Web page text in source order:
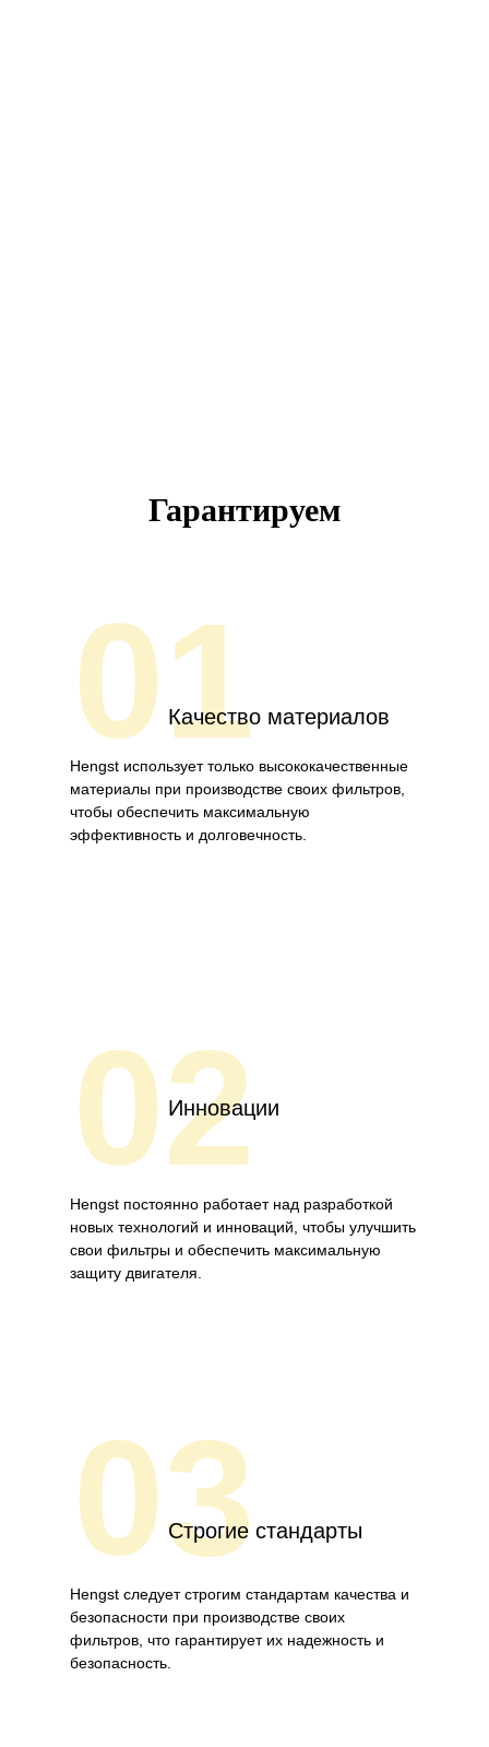
Гарантируем
01Качество материалов
Hengst использует только высококачественные
материалы при производстве своих фильтров,
чтобы обеспечить максимальную
эффективность и долговечность.
02
Инновации
Hengst постоянно работает над разработкой
новых технологий и инноваций, чтобы улучшить
свои фильтры и обеспечить максимальную
защиту двигателя.
03Строгие стандарты
Hengst следует строгим стандартам качества и
безопасности при производстве своих
фильтров, что гарантирует их надежность и
безопасность.